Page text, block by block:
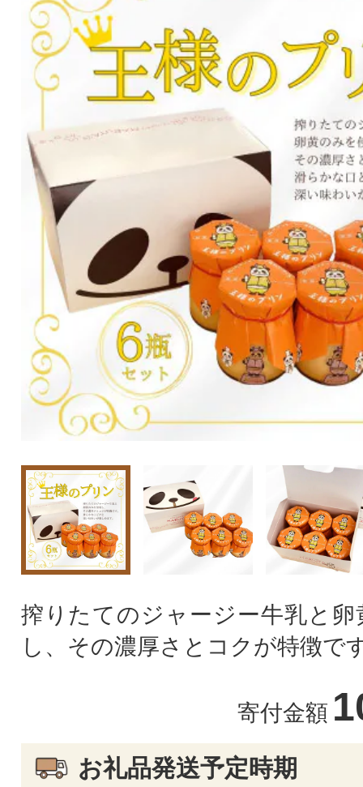
搾りたてのジャージー牛乳と卵
し、その濃厚さとコクが特徴で
寄付金額
お礼品発送予定時期